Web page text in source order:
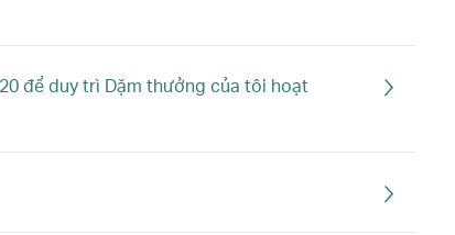
để duy trì Dặm thưởng của tôi hoạt